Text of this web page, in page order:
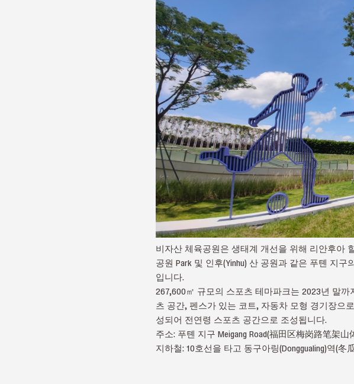
비자산 체육공원은 생태계 개선을 위해 리안후아
공원 Park 및 인후(Yinhu) 산 공원과 같은 푸톈 지
입니다.
267,600㎡ 규모의 스포츠 테마파크는 2023년 말
츠 공간, 펜스가 있는 코트, 자동차 모형 경기장으
성되어 전연령 스포츠 공간으로 조성됩니다.
주소: 푸톈 지구 Meigang Road(福田区梅岗路笔架山
지하철: 10호선을 타고 동구아링(Donggualing)역(冬